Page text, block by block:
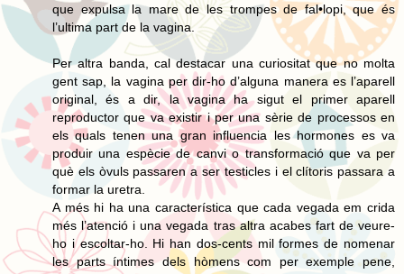
que expulsa la mare de les trompes de fal•lopi, que és
l’ultima part de la vagina.
Per altra banda, cal destacar una curiositat que no molta
gent sap, la vagina per dir-ho d’alguna manera es l’aparell
original, és a dir, la vagina ha sigut el primer aparell
reproductor que va existir i per una sèrie de processos en
els quals tenen una gran influencia les hormones es va
produir una espècie de canvi o transformació que va per
què els òvuls passaren a ser testicles i el clítoris passara a
formar la uretra.
A més hi ha una característica que cada vegada em crida
més l’atenció i una vegada tras altra acabes fart de veure-
ho i escoltar-ho. Hi han dos-cents mil formes de nomenar
les parts íntimes dels hòmens com per exemple pene,